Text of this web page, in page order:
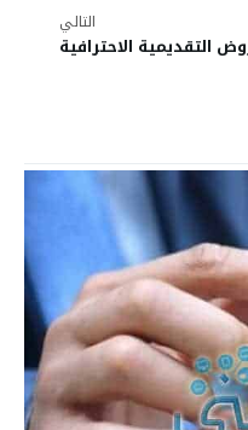
التالي
التقديمية الاحترافية